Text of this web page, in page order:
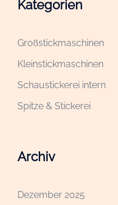
Kategorien
Großstickmaschinen
Kleinstickmaschinen
Schaustickerei intern
Spitze & Stickerei
Archiv
Dezember 2025